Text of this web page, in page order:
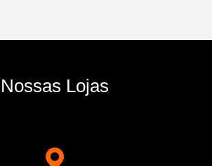
Nossas Lojas